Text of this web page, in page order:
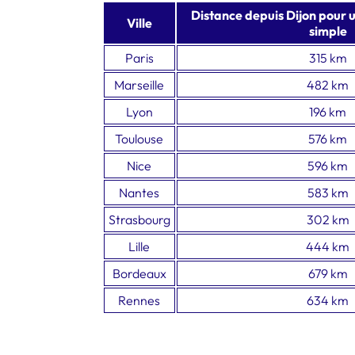
Ville
Distance depuis Dijon pour
simple
Paris
315 km
Marseille
482 km
Lyon
196 km
Toulouse
576 km
Nice
596 km
Nantes
583 km
Strasbourg
302 km
Lille
444 km
Bordeaux
679 km
Rennes
634 km